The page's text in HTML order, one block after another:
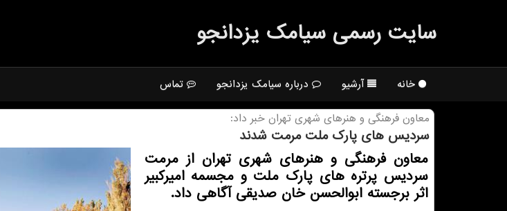
سایت رسمی سیامك یزدانجو
خانه آرشیو درباره سیامک یزدانجو تماس
معاون فرهنگی و هنرهای شهری تهران خبر داد:
سردیس های پارك ملت مرمت شدند
معاون فرهنگی و هنرهای شهری تهران از مرمت
سردیس پرتره های پارک ملت و مجسمه امیرکبیر
اثر برجسته ابوالحسن خان صدیقی آگاهی داد.